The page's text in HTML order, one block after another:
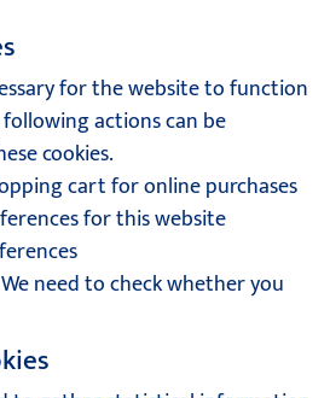
for the website to function
actions can be
cookies.
cart for online purchases
for this website
need to check whether you